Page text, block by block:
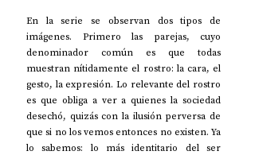
En la serie se observan dos tipos de
imágenes. Primero las parejas, cuyo
denominador común es que todas
muestran nítidamente el rostro: la cara, el
gesto, la expresión. Lo relevante del rostro
es que obliga a ver a quienes la sociedad
desechó, quizás con la ilusión perversa de
que si no los vemos entonces no existen. Ya
lo sabemos: lo más identitario del ser